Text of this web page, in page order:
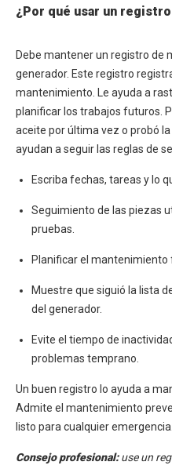
¿Por qué usar un
Debe mantener un registro de
generador. Este registro
mantenimiento. Le ayuda a
planificar los trabajos futuros.
aceite por última vez o probó
ayudan a seguir las reglas de
Escriba fechas, tareas y lo
Seguimiento de las piezas
pruebas.
Planificar el mantenimiento
Muestre que siguió la lista
del generador.
Evite el tiempo de
problemas temprano.
Un buen registro lo ayuda a
Admite el mantenimiento
listo para cualquier emergencia.
Consejo profesional:use un